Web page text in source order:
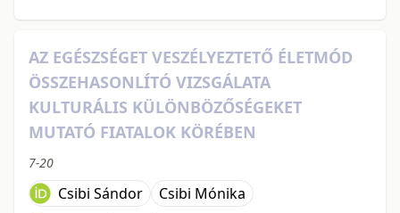
AZ EGÉSZSÉGET VESZÉLYEZTETŐ ÉLETMÓD
ÖSSZEHASONLÍTÓ VIZSGÁLATA
KULTURÁLIS KÜLÖNBÖZŐSÉGEKET
MUTATÓ FIATALOK KÖRÉBEN
7-20
Csibi Sándor Csibi Mónika